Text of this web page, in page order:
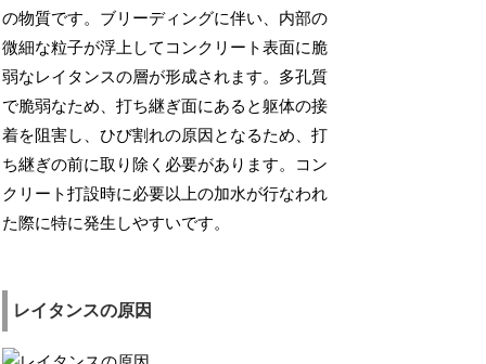
の物質です。ブリーディングに伴い、内部の
微細な粒子が浮上してコンクリート表面に脆
弱なレイタンスの層が形成されます。多孔質
で脆弱なため、打ち継ぎ面にあると躯体の接
着を阻害し、ひび割れの原因となるため、打
ち継ぎの前に取り除く必要があります。コン
クリート打設時に必要以上の加水が行なわれ
た際に特に発生しやすいです。
レイタンスの原因